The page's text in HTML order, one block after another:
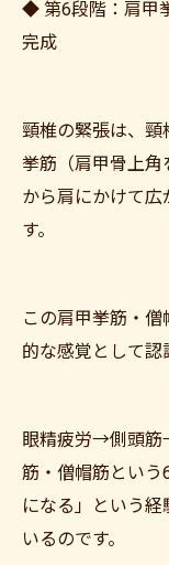
◆ 第6段階：肩甲
完成
頸椎の緊張は、
挙筋（肩甲骨上角
から肩にかけて広
す。
この肩甲挙筋・
的な感覚として認
眼精疲労→側頭
筋・僧帽筋とい
になる」という
いるのです。